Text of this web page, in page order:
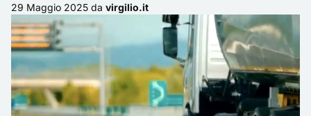
29 Maggio 2025 da virgilio.it